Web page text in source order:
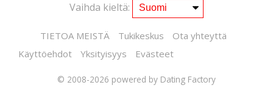
Vaihda kieltä:
TIETOA MEISTÄ Tukikeskus
Ota yhteyttä
Käyttöehdot
Yksityisyys Evästeet
© 2008-2026 powered by Dating Factory